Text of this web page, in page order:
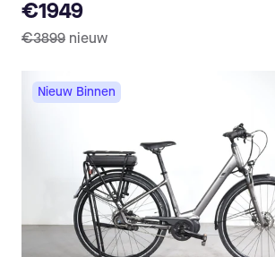
€1949
€3899 nieuw
Nieuw Binnen